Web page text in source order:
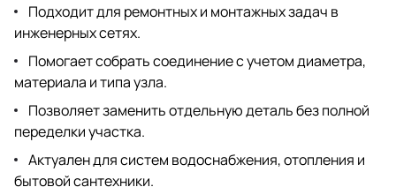
Подходит для ремонтных и монтажных задач в
инженерных сетях.
Помогает собрать соединение с учетом диаметра,
материала и типа узла.
Позволяет заменить отдельную деталь без полной
переделки участка.
Актуален для систем водоснабжения, отопления и
бытовой сантехники.